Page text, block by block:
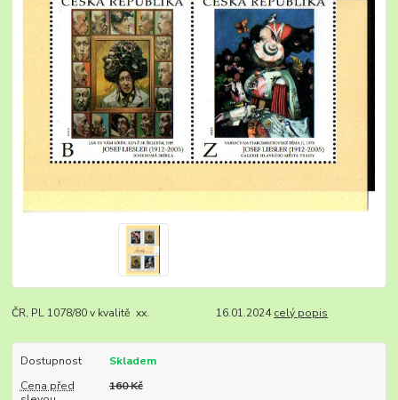
ČR, PL 1078/80 v kvalitě xx. 16.01.2024celý popis
Dostupnost
Skladem
Cena před
160 Kč